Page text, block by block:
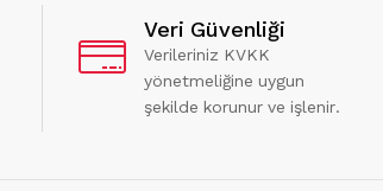
Veri Güvenliği
Verileriniz KVKK
yönetmeliğine uygun
şekilde korunur ve işlenir.